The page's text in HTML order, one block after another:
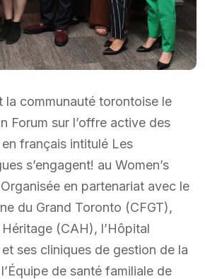
la communauté torontoise le
Forum sur l’offre active des
français intitulé Les
s’engagent! au Women’s
en partenariat avec le
du Grand Toronto (CFGT),
(CAH), l’Hôpital
et ses cliniques de gestion de la
de santé familiale de